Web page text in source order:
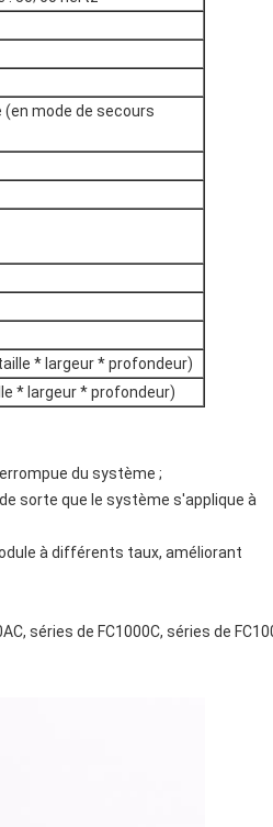
mode de secours
* largeur * profondeur)
* largeur * profondeur)
du système ;
sorte que le système s'applique à
à différents taux, améliorant
séries de FC1000C, séries de